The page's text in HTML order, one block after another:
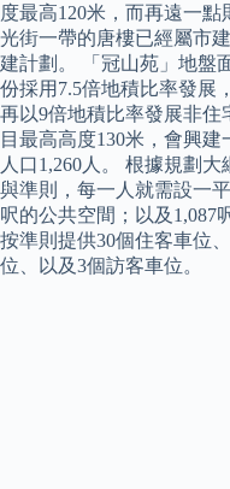
度最高120米，而再遠一
光街一帶的唐樓已經屬市
建計劃。 「冠山苑」地盤
份採用7.5倍地積比率發展
再以9倍地積比率發展非住
目最高高度130米，會興
人口1,260人。 根據規劃
與準則，每一人就需設一
呎的公共空間；以及1,087
按準則提供30個住客車位
位、以及3個訪客車位。